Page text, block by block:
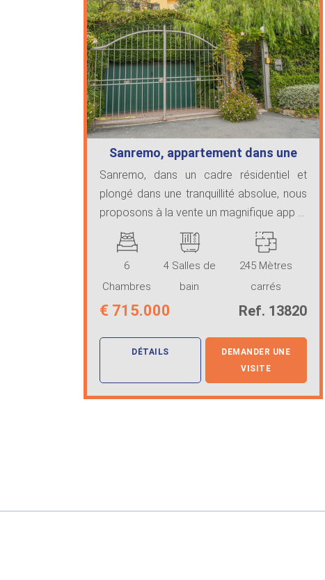
Sanremo, appartement dans une
villa
Sanremo, dans un cadre résidentiel et
plongé dans une tranquillité absolue, nous
proposons à la vente un magnifique app ...
6
Chambres
4 Salles de
bain
245 Mètres
carrés
€ 715.000 Ref. 13820
DÉTAILS
DEMANDER UNE
VISITE